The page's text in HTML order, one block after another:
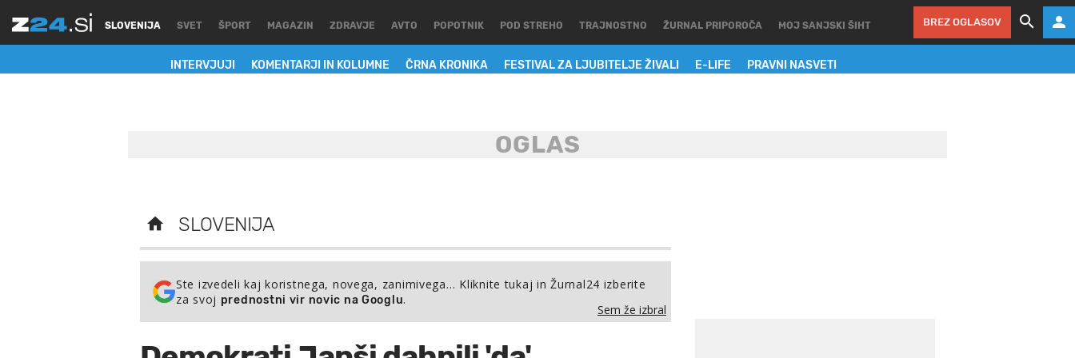
SLOVENIJA
INTERVJUJI KOMENTARJI IN KOLUMNE ČRNA KRONIKA FESTIVAL ZA LJUBITELJE ŽIVALI E-LIFE PRAVNI NASVETI
SVET ŠPORT MAGAZIN ZDRAVJE AVTO POPOTNIK POD STREHO TRAJNOSTNO ŽURNAL PRIPOROČA MOJ SANJSKI ŠIHT BREZ OGLASOV
SLOVENIJA
Ste izvedeli kaj koristnega, novega, zanimivega… Kliknite tukaj in Žurnal24 izberite
za svoj prednostni vir novic na Googlu.
Sem že izbral